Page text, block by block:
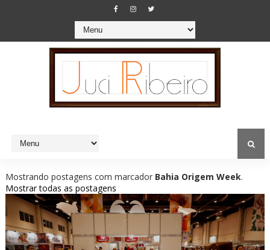
Mostrando postagens com marcador Bahia Origem Week.
Mostrar todas as postagens